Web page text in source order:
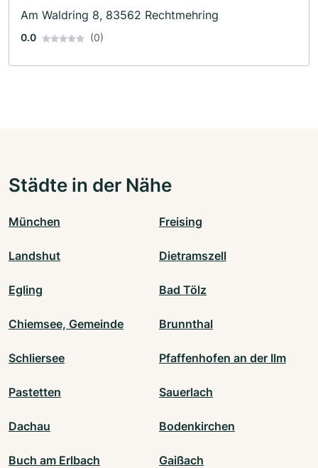
Am Waldring 8, 83562 Rechtmehring
0.0 (0)
Städte in der Nähe
München Freising
Landshut Dietramszell
Egling Bad Tölz
Chiemsee, Gemeinde Brunnthal
Schliersee Pfaffenhofen an der Ilm
Pastetten Sauerlach
Dachau Bodenkirchen
Buch am Erlbach Gaißach